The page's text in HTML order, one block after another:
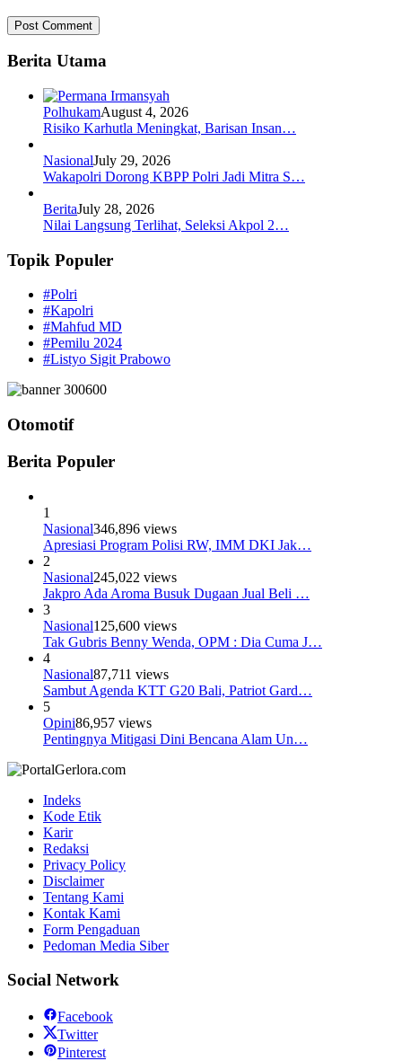
Berita Utama
PolhukamAugust 4, 2026
Risiko Karhutla Meningkat, Barisan Insan…
NasionalJuly 29, 2026
Wakapolri Dorong KBPP Polri Jadi Mitra S…
BeritaJuly 28, 2026
Nilai Langsung Terlihat, Seleksi Akpol 2…
Topik Populer
#Polri
#Kapolri
#Mahfud MD
#Pemilu 2024
#Listyo Sigit Prabowo
Otomotif
Berita Populer
1
Nasional346,896 views
Apresiasi Program Polisi RW, IMM DKI Jak…
2
Nasional245,022 views
Jakpro Ada Aroma Busuk Dugaan Jual Beli …
3
Nasional125,600 views
Tak Gubris Benny Wenda, OPM : Dia Cuma J…
4
Nasional87,711 views
Sambut Agenda KTT G20 Bali, Patriot Gard…
5
Opini86,957 views
Pentingnya Mitigasi Dini Bencana Alam Un…
Indeks
Kode Etik
Karir
Redaksi
Privacy Policy
Disclaimer
Tentang Kami
Kontak Kami
Form Pengaduan
Pedoman Media Siber
Social Network
Facebook
Twitter
Pinterest